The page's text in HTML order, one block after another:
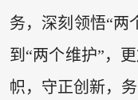
务，深刻领悟“两
到“两个维护”，
帜，守正创新，